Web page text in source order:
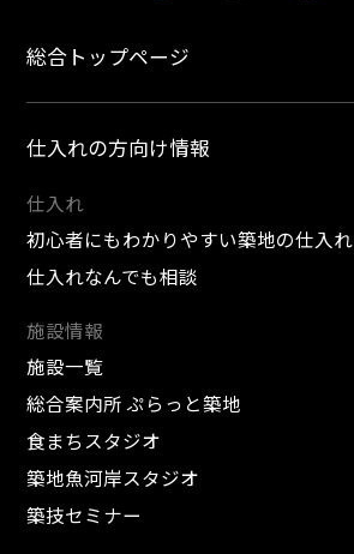
総合トップページ
仕入れの方向け情報
仕入れ
初心者にもわかりやすい築地の仕入れ
仕入れなんでも相談
施設情報
施設一覧
総合案内所 ぷらっと築地
食まちスタジオ
築地魚河岸スタジオ
築技セミナー